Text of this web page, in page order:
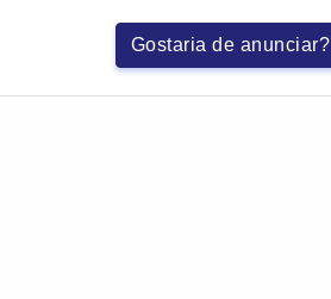
Gostaria de anunciar?